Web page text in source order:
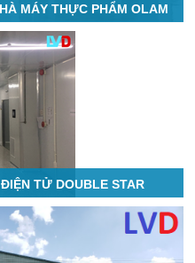
MÁY THỰC PHẨM OLAM
TỬ DOUBLE STAR